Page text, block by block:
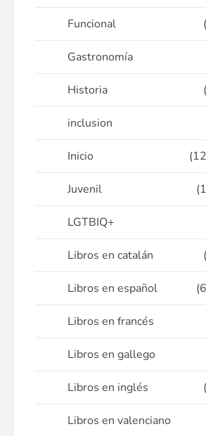
Funcional
Gastronomía
Historia
inclusion
Inicio
Juvenil
LGTBIQ+
Libros en catalán
Libros en español
Libros en francés
Libros en gallego
Libros en inglés
Libros en valenciano